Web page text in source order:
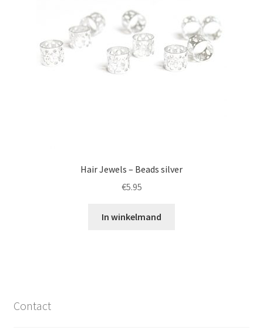
Hair Jewels – Beads silver
€5.95
In winkelmand
Contact